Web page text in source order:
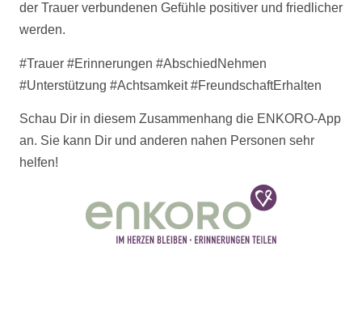
der Trauer verbundenen Gefühle positiver und friedlicher
werden.
#Trauer #Erinnerungen #AbschiedNehmen
#Unterstützung #Achtsamkeit #FreundschaftErhalten
Schau Dir in diesem Zusammenhang die ENKORO-App
an. Sie kann Dir und anderen nahen Personen sehr
helfen!